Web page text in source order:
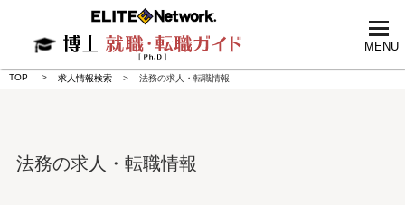
MENU
TOP 求人情報検索 法務の求人・転職情報
法務の求人・転職情報